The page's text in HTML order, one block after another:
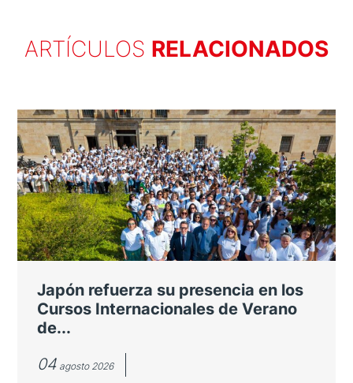
ARTÍCULOS RELACIONADOS
Japón refuerza su presencia en los
Cursos Internacionales de Verano
de...
04 agosto 2026